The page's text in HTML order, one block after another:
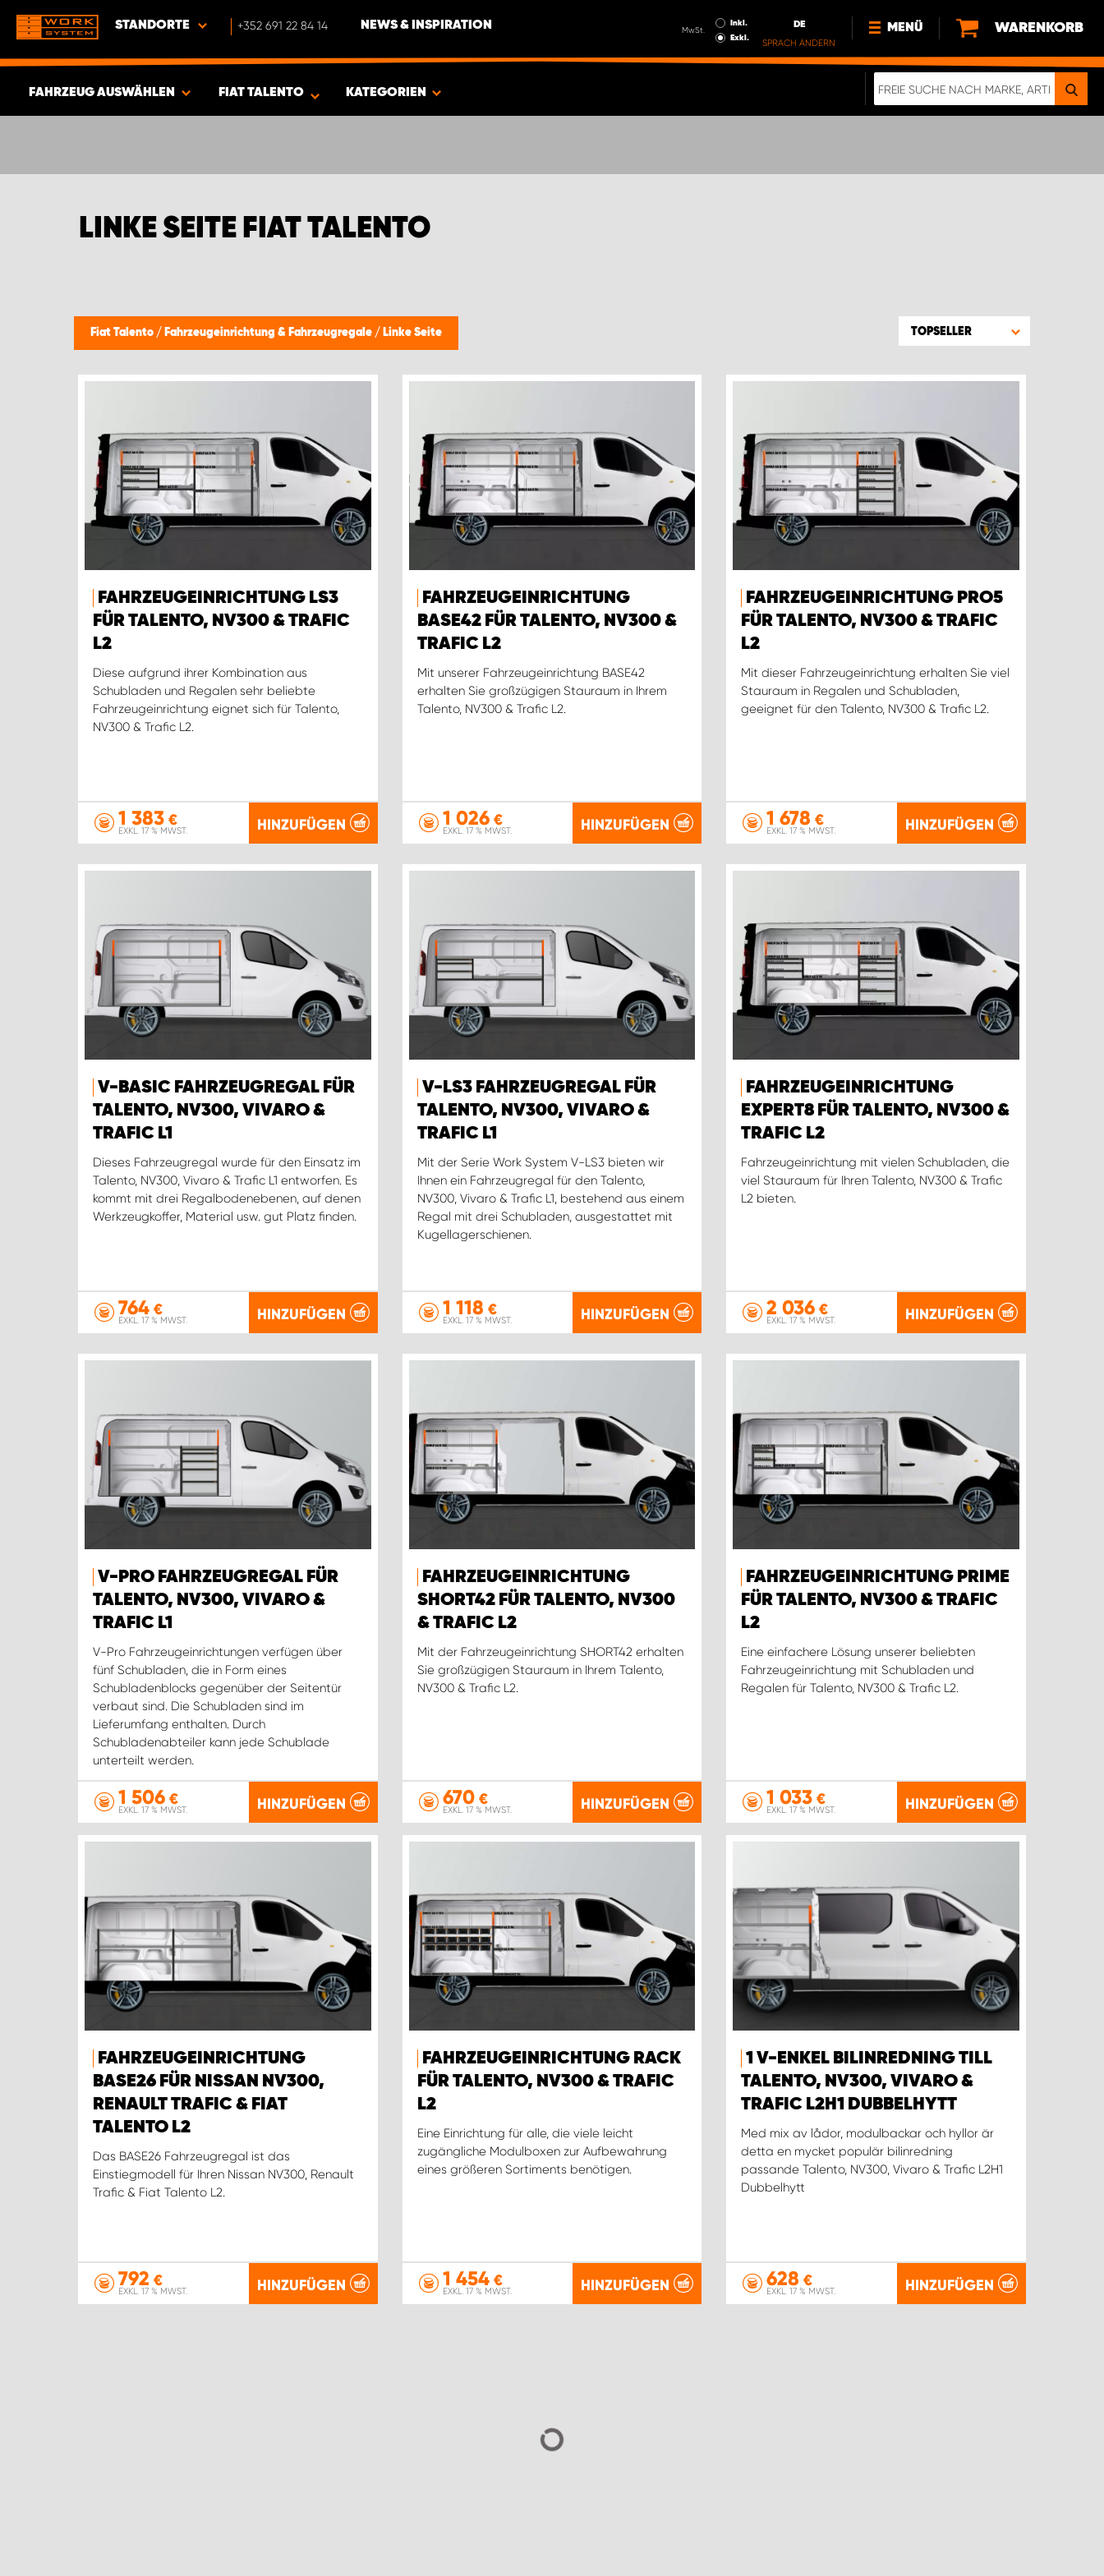
STANDORTE +352 691 22 84 14 NEWS & INSPIRATION MwSt.
Inkl.
Exkl.
DE
SPRACH ÄNDERN
MENÜ
NEWS
WARENKORB
FAHRZEUG AUSWÄHLEN FIAT TALENTO KATEGORIEN
LINKE SEITE FIAT TALENTO
Fiat Talento / Fahrzeugeinrichtung & Fahrzeugregale / Linke Seite TOPSELLER
FAHRZEUGEINRICHTUNG LS3
FÜR TALENTO, NV300 & TRAFIC
L2
Diese aufgrund ihrer Kombination aus
Schubladen und Regalen sehr beliebte
Fahrzeugeinrichtung eignet sich für Talento,
NV300 & Trafic L2.
1 383 €
EXKL. 17 % MWST. HINZUFÜGEN
FAHRZEUGEINRICHTUNG
BASE42 FÜR TALENTO, NV300 &
TRAFIC L2
Mit unserer Fahrzeugeinrichtung BASE42
erhalten Sie großzügigen Stauraum in Ihrem
Talento, NV300 & Trafic L2.
1 026€
EXKL. 17 % MWST. HINZUFÜGEN
FAHRZEUGEINRICHTUNG PRO5
FÜR TALENTO, NV300 & TRAFIC
L2
Mit dieser Fahrzeugeinrichtung erhalten Sie viel
Stauraum in Regalen und Schubladen,
geeignet für den Talento, NV300 & Trafic L2.
1 678 €
EXKL. 17 % MWST. HINZUFÜGEN
V-BASIC FAHRZEUGREGAL FÜR
TALENTO, NV300, VIVARO &
TRAFIC L1
Dieses Fahrzeugregal wurde für den Einsatz im
Talento, NV300, Vivaro & Trafic L1 entworfen. Es
kommt mit drei Regalbodenebenen, auf denen
Werkzeugkoffer, Material usw. gut Platz finden.
764 €
EXKL. 17 % MWST. HINZUFÜGEN
V-LS3 FAHRZEUGREGAL FÜR
TALENTO, NV300, VIVARO &
TRAFIC L1
Mit der Serie Work System V-LS3 bieten wir
Ihnen ein Fahrzeugregal für den Talento,
NV300, Vivaro & Trafic L1, bestehend aus einem
Regal mit drei Schubladen, ausgestattet mit
Kugellagerschienen.
1 118 €
EXKL. 17 % MWST. HINZUFÜGEN
FAHRZEUGEINRICHTUNG
EXPERT8 FÜR TALENTO, NV300 &
TRAFIC L2
Fahrzeugeinrichtung mit vielen Schubladen, die
viel Stauraum für Ihren Talento, NV300 & Trafic
L2 bieten.
2 036 €
EXKL. 17 % MWST. HINZUFÜGEN
V-PRO FAHRZEUGREGAL FÜR
TALENTO, NV300, VIVARO &
TRAFIC L1
V-Pro Fahrzeugeinrichtungen verfügen über
fünf Schubladen, die in Form eines
Schubladenblocks gegenüber der Seitentür
verbaut sind. Die Schubladen sind im
Lieferumfang enthalten. Durch
Schubladenabteiler kann jede Schublade
unterteilt werden.
1 506 €
EXKL. 17 % MWST. HINZUFÜGEN
FAHRZEUGEINRICHTUNG
SHORT42 FÜR TALENTO, NV300
& TRAFIC L2
Mit der Fahrzeugeinrichtung SHORT42 erhalten
Sie großzügigen Stauraum in Ihrem Talento,
NV300 & Trafic L2.
670€
EXKL. 17 % MWST. HINZUFÜGEN
FAHRZEUGEINRICHTUNG PRIME
FÜR TALENTO, NV300 & TRAFIC
L2
Eine einfachere Lösung unserer beliebten
Fahrzeugeinrichtung mit Schubladen und
Regalen für Talento, NV300 & Trafic L2.
1 033 €
EXKL. 17 % MWST. HINZUFÜGEN
FAHRZEUGEINRICHTUNG
BASE26 FÜR NISSAN NV300,
RENAULT TRAFIC & FIAT
TALENTO L2
Das BASE26 Fahrzeugregal ist das
Einstiegmodell für Ihren Nissan NV300, Renault
Trafic & Fiat Talento L2.
792 €
EXKL. 17 % MWST. HINZUFÜGEN
FAHRZEUGEINRICHTUNG RACK
FÜR TALENTO, NV300 & TRAFIC
L2
Eine Einrichtung für alle, die viele leicht
zugängliche Modulboxen zur Aufbewahrung
eines größeren Sortiments benötigen.
1 454€
EXKL. 17 % MWST. HINZUFÜGEN
1 V-ENKEL BILINREDNING TILL
TALENTO, NV300, VIVARO &
TRAFIC L2H1 DUBBELHYTT
Med mix av lådor, modulbackar och hyllor är
detta en mycket populär bilinredning
passande Talento, NV300, Vivaro & Trafic L2H1
Dubbelhytt
628 €
EXKL. 17 % MWST. HINZUFÜGEN